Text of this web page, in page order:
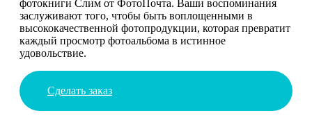
фотокниги Слим от ФотоПочта. Ваши воспоминания
заслуживают того, чтобы быть воплощенными в
высококачественной фотопродукции, которая превратит
каждый просмотр фотоальбома в истинное
удовольствие.
Сделать заказ